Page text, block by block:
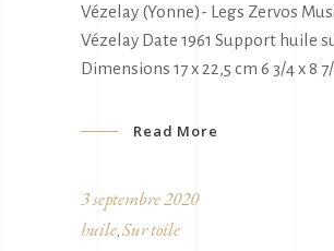
Vézelay (Yonne)- Legs Zervos
Vézelay Date 1961 Support huile
Dimensions 17 x 22,5 cm 6 3/4 x 8
Read More
3 septembre 2020
huile, Sur toile